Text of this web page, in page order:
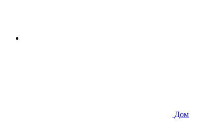
Дом